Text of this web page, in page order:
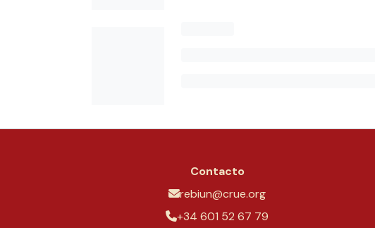
Contacto
rebiun@crue.org
+34 601 52 67 79